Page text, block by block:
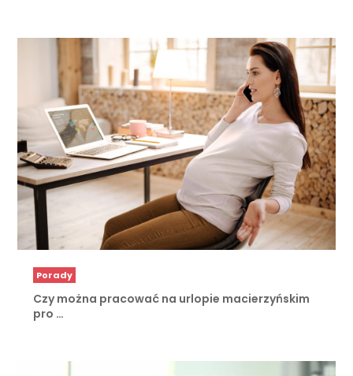
Porady
Czy można pracować na urlopie macierzyńskim
pro …